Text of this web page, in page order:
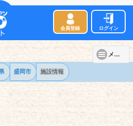
会員登録 ログイン
メニュー
盛岡市 施設情報